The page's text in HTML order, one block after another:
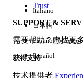
Trust
SUPPORT &
需要帮助？查找更
获得支持
技术提供者
Italiano
日本語
Español (México)
Español